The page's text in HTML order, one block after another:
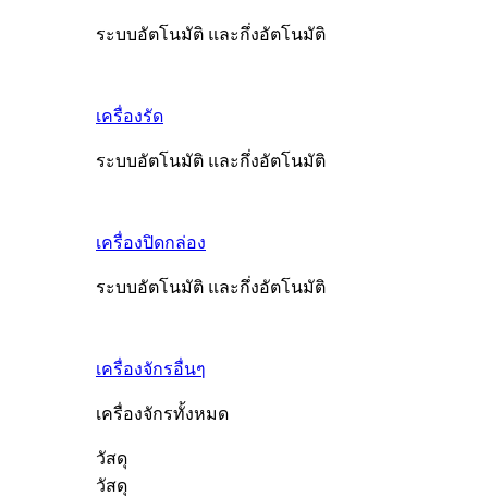
ระบบอัตโนมัติ และกึ่งอัตโนมัติ
เครื่องรัด
ระบบอัตโนมัติ และกึ่งอัตโนมัติ
เครื่องปิดกล่อง
ระบบอัตโนมัติ และกึ่งอัตโนมัติ
เครื่องจักรอื่นๆ
เครื่องจักรทั้งหมด
วัสดุ
วัสดุ